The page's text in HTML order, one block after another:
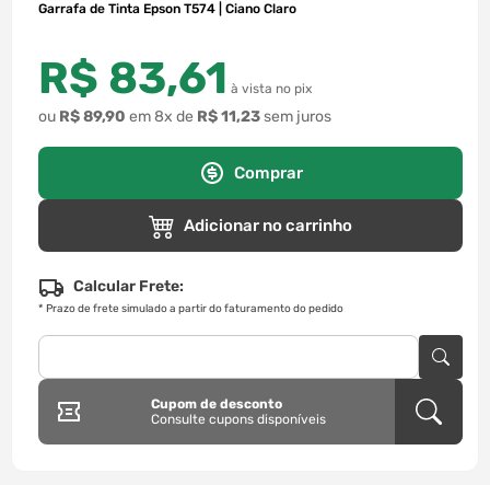
Garrafa de Tinta Epson T574 | Ciano Claro
R$ 83,61 à vista no pix
ou R$89,90 em8x de R$11,23sem juros
Comprar
Adicionar no carrinho
Calcular Frete:
* Prazo de frete simulado a partir do faturamento do pedido
Cupom de desconto
Consulte cupons disponíveis